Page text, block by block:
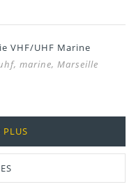
VHF/UHF Marine
marine, Marseille
PLUS